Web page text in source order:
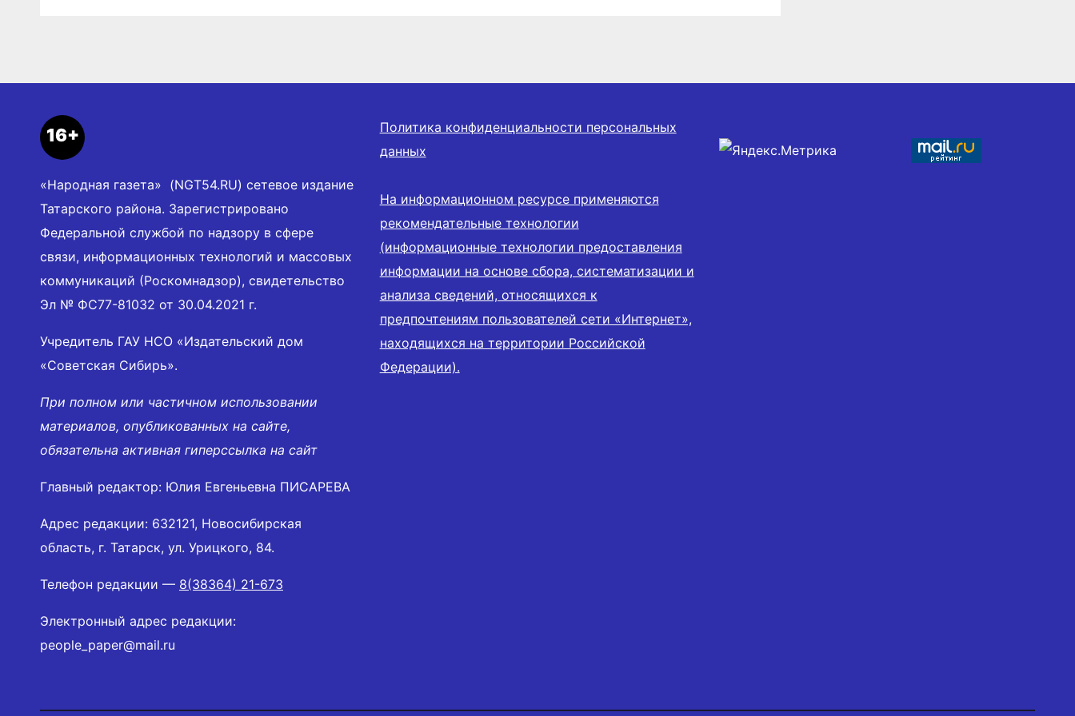
16+
«Народная газета» (NGT54.RU) сетевое издание
Татарского района. Зарегистрировано
Федеральной службой по надзору в сфере
связи, информационных технологий и массовых
коммуникаций (Роскомнадзор), свидетельство
Эл № ФС77-81032 от 30.04.2021 г.
Учредитель ГАУ НСО «Издательский дом
«Советская Сибирь».
При полном или частичном использовании
материалов, опубликованных на сайте,
обязательна активная гиперссылка на сайт
Главный редактор: Юлия Евгеньевна ПИСАРЕВА
Адрес редакции: 632121, Новосибирская
область, г. Татарск, ул. Урицкого, 84.
Телефон редакции — 8(38364) 21-673
Электронный адрес редакции:
people_paper@mail.ru
Политика конфиденциальности персональных
данных
На информационном ресурсе применяются
рекомендательные технологии
(информационные технологии предоставления
информации на основе сбора, систематизации и
анализа сведений, относящихся к
предпочтениям пользователей сети «Интернет»,
находящихся на территории Российской
Федерации).